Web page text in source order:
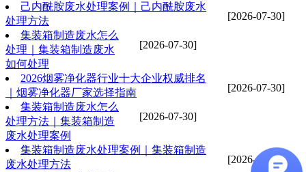
[2026-07-30]
己内酰胺废水处理案例｜己内酰胺废水
处理方法
[2026-07-30]
集装箱制造废水怎么
处理｜集装箱制造废水
如何处理
[2026-07-30]
2026烟雾净化器行业十大企业权威排名
｜烟雾净化器厂家选择指南
[2026-07-30]
集装箱制造废水怎么
处理方法｜集装箱制造
废水处理案例
[2026-07-30]
集装箱制造废水处理案例｜集装箱制造
废水处理方法